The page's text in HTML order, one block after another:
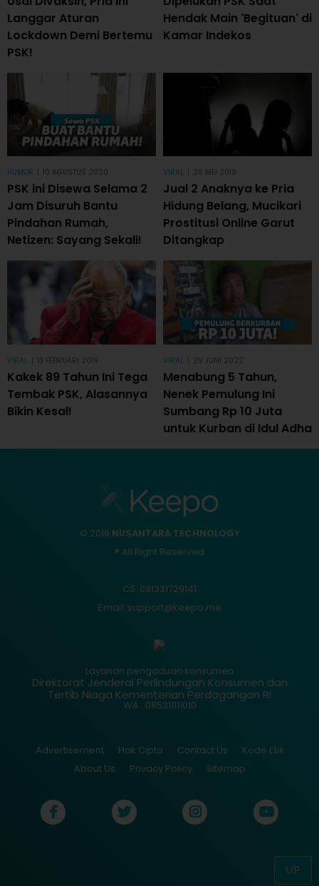
Langgar Aturan
Lockdown Demi Bertemu
PSK!
Hendak Main 'Begituan' di
Kamar Indekos
HUMOR 10 AGUSTUS 2020
PSK ini Disewa Selama 2
Jam Disuruh Bantu
Pindahan Rumah,
Netizen: Sayang Sekali!
VIRAL 26 MEI 2019
Jual 2 Anaknya ke Pria
Hidung Belang, Mucikari
Prostitusi Online Garut
Ditangkap
VIRAL 13 FEBRUARI 2019
Kakek 89 Tahun Ini Tega
Tembak PSK, Alasannya
Bikin Kesal!
VIRAL 29 JUNI 2022
Menabung 5 Tahun,
Nenek Pemulung Ini
Sumbang Rp 10 Juta
untuk Kurban di Idul Adha
UP
© 2019 NUSANTARA TECHNOLOGY
® All Right Reserved
CS: 081331729141
Email: support@keepo.me
Layanan pengaduan konsumen
Direktorat Jenderal Perlindungan Konsumen dan
Tertib Niaga Kementerian Perdagangan RI
WA : 085311111010
Advertisement Hak Cipta Contact Us
Kode Etik
About Us
Privacy Policy Sitemap